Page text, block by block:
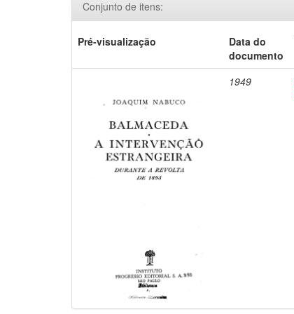
Conjunto de itens:
Pré-visualização
Data do
documento
1949